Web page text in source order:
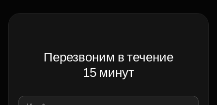
Перезвоним в течение
15 минут